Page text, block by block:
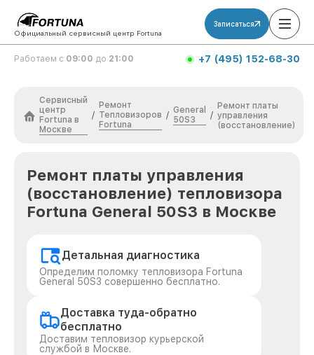
Официальный сервисный центр Fortuna
Записаться
Работаем с 09:00 до 21:00 +7 (495) 152-68-30
Сервисный
центр
Fortuna в
Москве
/
Ремонт
Тепловизоров
Fortuna
/
General
50S3
/
Ремонт платы
управления
(восстановление)
Ремонт платы управления
(восстановление) тепловизора
Fortuna General 50S3 в Москве
Детальная диагностика
Определим поломку тепловизора Fortuna
General 50S3 совершенно бесплатно.
Доставка туда-обратно
бесплатно
Доставим тепловизор курьерской
службой в Москве.